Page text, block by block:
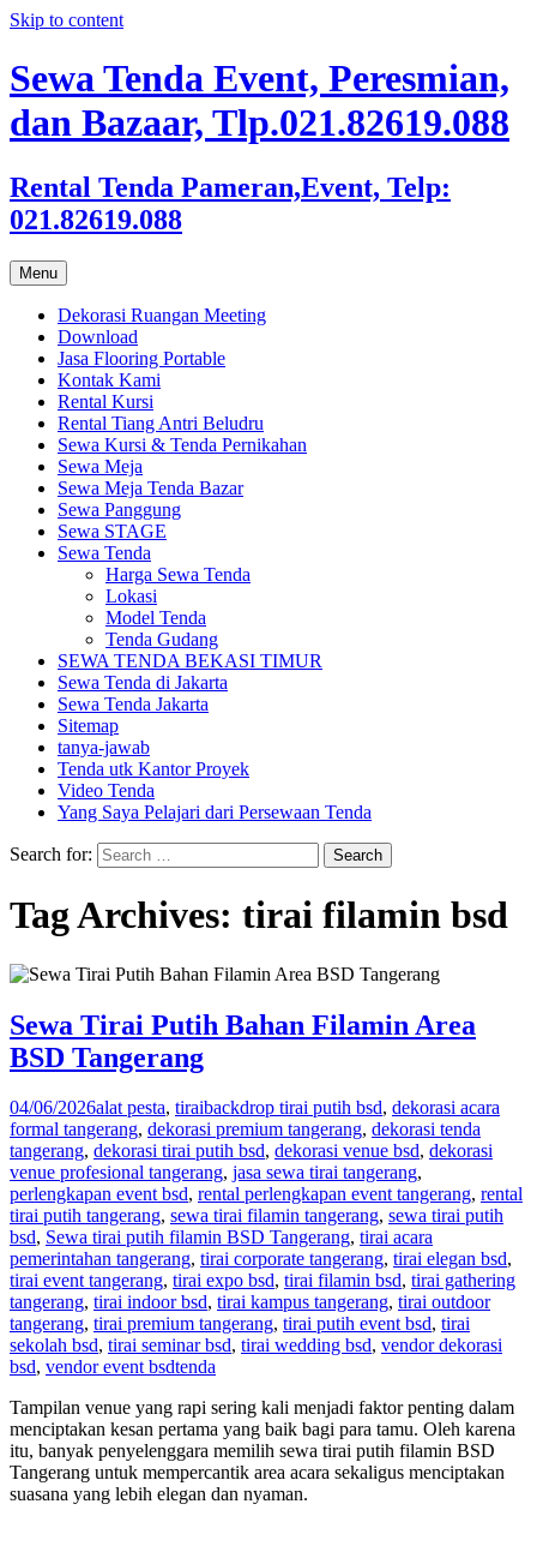
Skip to content
Sewa Tenda Event, Peresmian,
dan Bazaar, Tlp.021.82619.088
Rental Tenda Pameran,Event, Telp:
021.82619.088
Menu
Dekorasi Ruangan Meeting
Download
Jasa Flooring Portable
Kontak Kami
Rental Kursi
Rental Tiang Antri Beludru
Sewa Kursi & Tenda Pernikahan
Sewa Meja
Sewa Meja Tenda Bazar
Sewa Panggung
Sewa STAGE
Sewa Tenda
Harga Sewa Tenda
Lokasi
Model Tenda
Tenda Gudang
SEWA TENDA BEKASI TIMUR
Sewa Tenda di Jakarta
Sewa Tenda Jakarta
Sitemap
tanya-jawab
Tenda utk Kantor Proyek
Video Tenda
Yang Saya Pelajari dari Persewaan Tenda
Search for:
Tag Archives: tirai filamin bsd
Sewa Tirai Putih Bahan Filamin Area
BSD Tangerang
04/06/2026alat pesta, tiraibackdrop tirai putih bsd, dekorasi acara
formal tangerang, dekorasi premium tangerang, dekorasi tenda
tangerang, dekorasi tirai putih bsd, dekorasi venue bsd, dekorasi
venue profesional tangerang, jasa sewa tirai tangerang,
perlengkapan event bsd, rental perlengkapan event tangerang, rental
tirai putih tangerang, sewa tirai filamin tangerang, sewa tirai putih
bsd, Sewa tirai putih filamin BSD Tangerang, tirai acara
pemerintahan tangerang, tirai corporate tangerang, tirai elegan bsd,
tirai event tangerang, tirai expo bsd, tirai filamin bsd, tirai gathering
tangerang, tirai indoor bsd, tirai kampus tangerang, tirai outdoor
tangerang, tirai premium tangerang, tirai putih event bsd, tirai
sekolah bsd, tirai seminar bsd, tirai wedding bsd, vendor dekorasi
bsd, vendor event bsdtenda
Tampilan venue yang rapi sering kali menjadi faktor penting dalam
menciptakan kesan pertama yang baik bagi para tamu. Oleh karena
itu, banyak penyelenggara memilih sewa tirai putih filamin BSD
Tangerang untuk mempercantik area acara sekaligus menciptakan
suasana yang lebih elegan dan nyaman.